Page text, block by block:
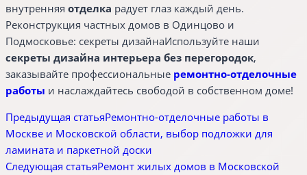
внутренняя отделка радует глаз каждый день.
Реконструкция частных домов в Одинцово и
Подмосковье: секреты дизайнаИспользуйте наши
секреты дизайна интерьера без перегородок,
заказывайте профессиональные ремонтно-отделочные
работы и наслаждайтесь свободой в собственном доме!
Предыдущая статьяРемонтно-отделочные работы в
Москве и Московской области, выбор подложки для
ламината и паркетной доски
Следующая статьяРемонт жилых домов в Московской